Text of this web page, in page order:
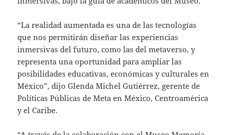
“La realidad aumentada es una de las tecnologías
que nos permitirán diseñar las experiencias
inmersivas del futuro, como las del metaverso, y
representa una oportunidad para ampliar las
posibilidades educativas, económicas y culturales en
México”, dijo Glenda Michel Gutiérrez, gerente de
Políticas Públicas de Meta en México, Centroamérica
y el Caribe.